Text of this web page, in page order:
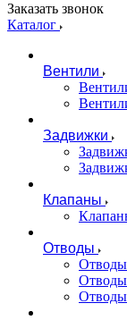
Заказать звонок
Каталог
Вентили
Задвижки
Клапаны
Отводы
Отводы
Отводы